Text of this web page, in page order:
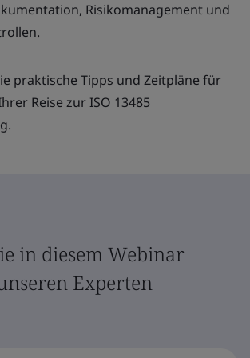
Risikomanagement und
praktische Tipps und Zeitpläne für
Reise zur ISO 13485
in diesem Webinar
Experten